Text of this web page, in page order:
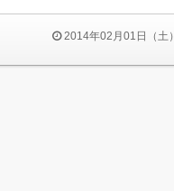
2014年02月01日（土）